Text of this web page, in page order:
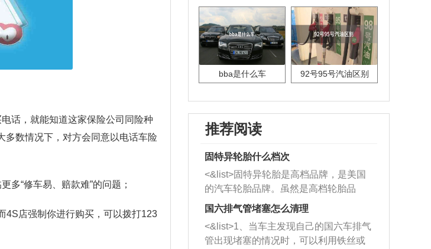
话，就能知道这家保险公司同险种
多数情况下，对方会同意以电话车险
多“修车易、赔款难”的问题；
4S店强制你进行购买，可以拨打123
bba是什么车 92号95号汽油区别
推荐阅读
固特异轮胎什么档次
<&list>固特异轮胎是高档品牌，是美国
的汽车轮胎品牌。虽然是高档轮胎品
牌，但是中高低端的轮胎都有生产，这
也是为了更好的开拓市场。
国六排气管堵塞怎么清理
<&list>1、当车主发现自己的国六车排气
管出现堵塞的情况时，可以利用铁丝或